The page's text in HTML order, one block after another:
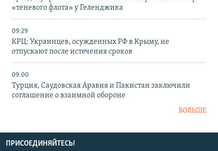
«теневого флота» у Геленджика
09:29
КРЦ: Украинцев, осужденных РФ в Крыму, не
отпускают после истечения сроков
09:00
Турция, Саудовская Аравия и Пакистан заключили
соглашение о взаимной обороне
БОЛЬШЕ
ПРИСОЕДИНЯЙТЕСЬ!